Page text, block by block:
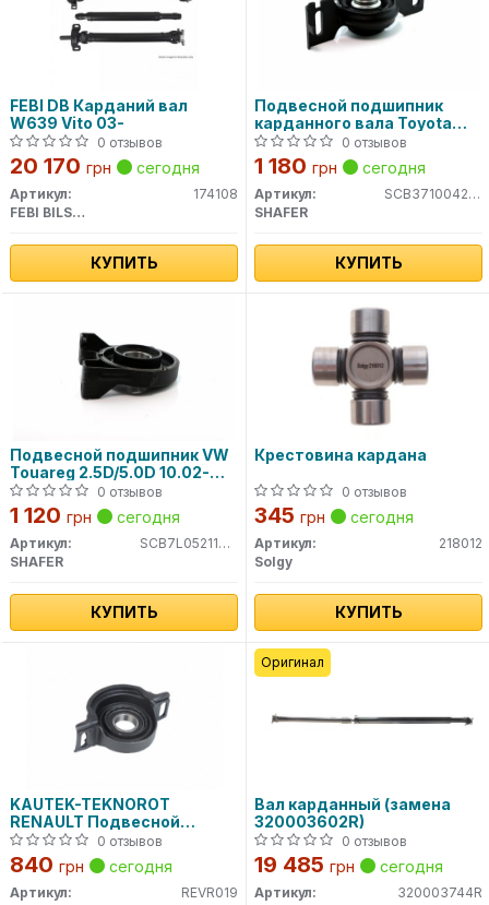
FEBI DB Карданий вал
W639 Vito 03-
0 отзывов
20 170 грн сегодня
Артикул:
174108
FEBI BILSTEIN
КУПИТЬ
Подвесной подшипник
карданного вала Toyota
Rav4 05-13 0 отзывов
1 180 грн сегодня
Артикул:
SCB3710042090
SHAFER
КУПИТЬ
Подвесной подшипник VW
Touareg 2.5D/5.0D 10.02-
05.10
0 отзывов
1 120 грн сегодня
Артикул:
SCB7L0521102D
SHAFER
КУПИТЬ
Крестовина кардана
0 отзывов
345 грн сегодня
Артикул:
218012
Solgy
КУПИТЬ
KAUTEK-TEKNOROT
RENAULT Подвесной
подшипник Kangoo,Scenic I
4x4 00-
0 отзывов
840 грн сегодня
Артикул:
REVR019
Вал карданный (замена
320003602R)
0 отзывов
19 485 грн сегодня
Артикул:
320003744R
Оригинал